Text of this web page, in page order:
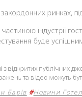
ринках,
індустрії
буде
з відкритих
та відео можуть
Барів #Новини